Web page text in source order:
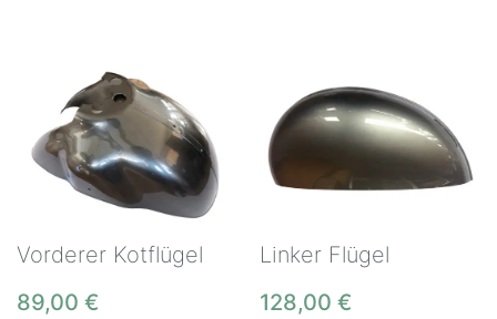
Vorderer Kotflügel
89,00 €
Linker Flügel
128,00 €